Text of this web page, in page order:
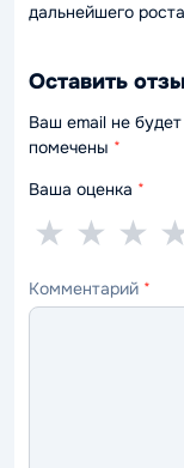
дальнейшего
Оставить
Ваш email не
помечены *
Ваша оценка *
4
—
3
—
★
2
—
★
1
—
★
Комментарий *